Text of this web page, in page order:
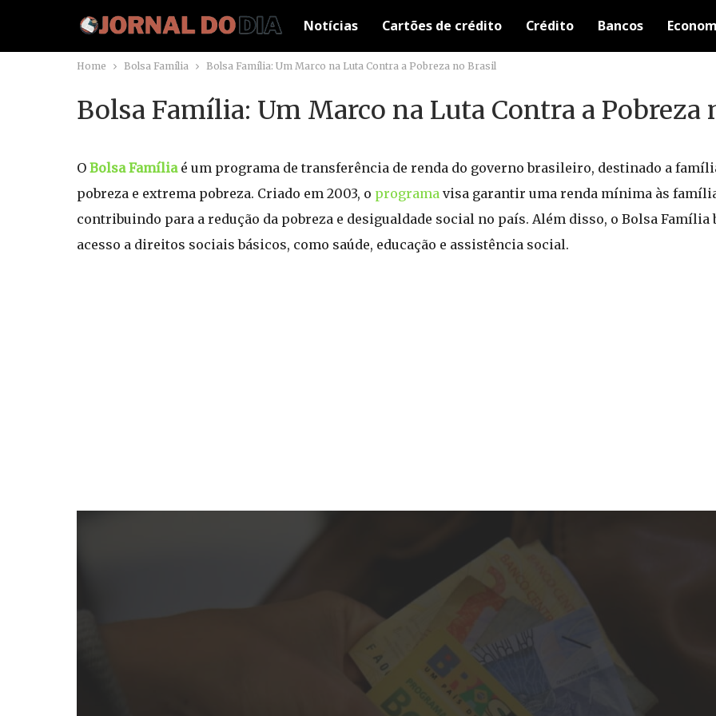
Notícias Cartões de crédito Crédito Bancos
Home Bolsa Família Bolsa Família: Um Marco na Luta Contra a Pobreza no Brasil
Bolsa Família: Um Marco na Luta Contra a Pobreza
O Bolsa Famíliaé um programa de transferência de renda do governo brasileiro, destinado a
pobreza e extrema pobreza. Criado em 2003, o programa visa garantir uma renda mínima às
contribuindo para a redução da pobreza e desigualdade social no país. Além disso, o Bolsa Família
acesso a direitos sociais básicos, como saúde, educação e assistência social.